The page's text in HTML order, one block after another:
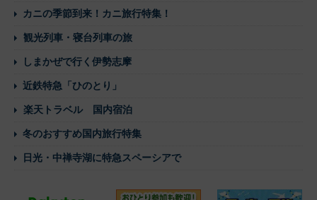
カニの季節到来！カニ旅行特集！
観光列車・寝台列車の旅
しまかぜで行く伊勢志摩
近鉄特急「ひのとり」
楽天トラベル 国内宿泊
冬のおすすめ国内旅行特集
日光・中禅寺湖に特急スペーシアで